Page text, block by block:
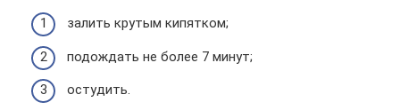
залить крутым кипятком;
подождать не более 7 минут;
остудить.